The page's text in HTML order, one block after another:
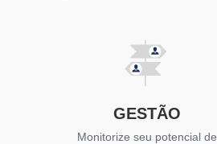
GESTÃO
Monitorize seu potencial de